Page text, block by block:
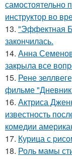
самостоятельно
инструктор во
13. "Эффектная
закончилась.
14. Анна
закрыла все
15. Рене
фильме
16. Актриса
известность
комедии
17. Курица с
18. Роль мамы